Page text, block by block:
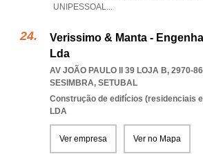
UNIPESSOAL...
Verissimo & Manta -
Lda
AV JOÃO PAULO II 39 LOJA B, 2970-
SESIMBRA, SETUBAL
Construção de edifícios (residenciais
LDA
Ver empresa Ver no Mapa